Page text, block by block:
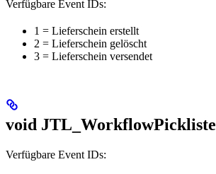
Verfügbare Event IDs:
1 = Lieferschein erstellt
2 = Lieferschein gelöscht
3 = Lieferschein versendet
void JTL_WorkflowPickliste
Verfügbare Event IDs: